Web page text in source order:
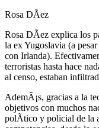
Rosa DÃ­ez
Rosa DÃ­ez explica los
la ex Yugoslavia (a
con Irlanda).
terroristas hasta hace
al censo, estaban
AdemÃ¡s, gracias a la
objetivos con muchos
polÃ­tico y policial de la